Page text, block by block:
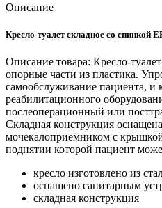
Описание
Кресло-туалет складное со спинкой
Описание товара: Кресло-
опорные части из пластика.
самообслуживание пациента, и
реабилитационного
послеоперационный или
Складная конструкция
мочекалоприемником с
поднятии которой пациент
кресло изготовлено из
оснащено санитарным
складная конструкция